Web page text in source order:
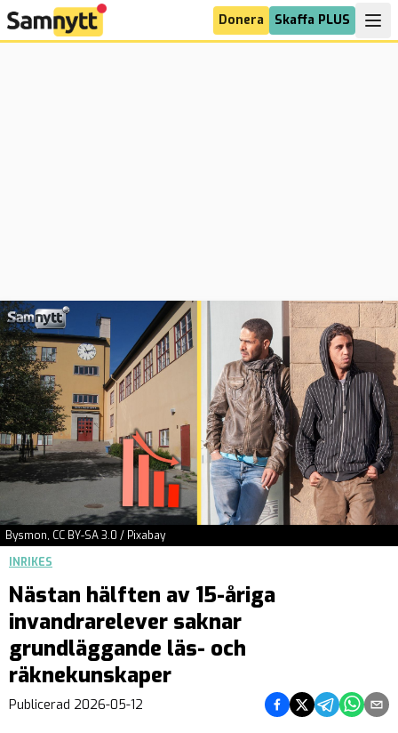
Donera Skaffa PLUS
Bysmon, CC BY-SA 3.0 / Pixabay
INRIKES
Nästan hälften av 15-åriga
invandrarelever saknar
grundläggande läs- och
räknekunskaper
Publicerad 2026-05-12 Dela på Facebook
Dela på Twitter
Dela påDela på
Dela